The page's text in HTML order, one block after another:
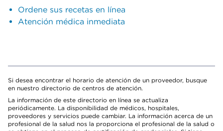
Ordene sus recetas en línea
Atención médica inmediata
Si desea encontrar el horario de atención de un proveedor, busque
en nuestro directorio de centros de atención.
La información de este directorio en línea se actualiza
periódicamente. La disponibilidad de médicos, hospitales,
proveedores y servicios puede cambiar. La información acerca de un
profesional de la salud nos la proporciona el profesional de la salud o